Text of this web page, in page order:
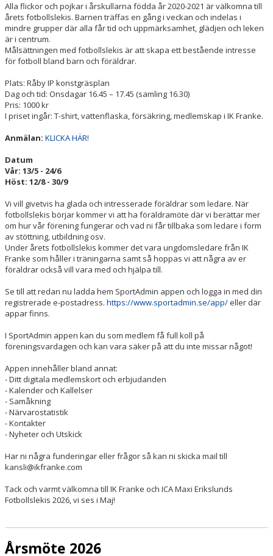
Alla flickor och pojkar i årskullarna födda år 2020-2021 är välkomna till
årets fotbollslekis. Barnen träffas en gång i veckan och indelas i
mindre grupper där alla får tid och uppmärksamhet, glädjen och leken
är i centrum.
Målsättningen med fotbollslekis är att skapa ett bestående intresse
för fotboll bland barn och föräldrar.
Plats: Råby IP konstgräsplan
Dag och tid: Onsdagar 16.45 – 17.45 (samling 16.30)
Pris: 1000 kr
I priset ingår: T-shirt, vattenflaska, försäkring, medlemskap i IK Franke.
Anmälan: KLICKA HÄR!
Datum
Vår: 13/5 - 24/6
Höst: 12/8 - 30/9
Vi vill givetvis ha glada och intresserade föräldrar som ledare. När
fotbollslekis börjar kommer vi att ha föräldramöte där vi berättar mer
om hur vår förening fungerar och vad ni får tillbaka som ledare i form
av stöttning, utbildning osv.
Under årets fotbollslekis kommer det vara ungdomsledare från IK
Franke som håller i träningarna samt så hoppas vi att några av er
föräldrar också vill vara med och hjälpa till.
Se till att redan nu ladda hem SportAdmin appen och logga in med din
registrerade e-postadress. https://www.sportadmin.se/app/eller där
appar finns.
I SportAdmin appen kan du som medlem få full koll på
föreningsvardagen och kan vara säker på att du inte missar något!
Appen innehåller bland annat:
- Ditt digitala medlemskort och erbjudanden
- Kalender och Kallelser
- Samåkning
- Närvarostatistik
- Kontakter
- Nyheter och Utskick
Har ni några funderingar eller frågor så kan ni skicka mail till
kansli@ikfranke.com
Tack och varmt välkomna till IK Franke och ICA Maxi Erikslunds
Fotbollslekis 2026, vi ses i Maj!
Årsmöte 2026